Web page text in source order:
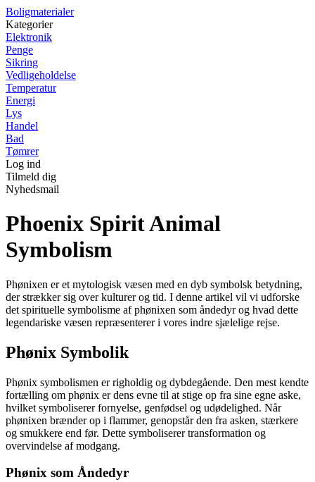
Boligmaterialer
Kategorier
Elektronik
Penge
Sikring
Vedligeholdelse
Temperatur
Energi
Lys
Handel
Bad
Tømrer
Log ind
Tilmeld dig
Nyhedsmail
Phoenix Spirit Animal
Symbolism
Phønixen er et mytologisk væsen med en dyb symbolsk betydning,
der strækker sig over kulturer og tid. I denne artikel vil vi udforske
det spirituelle symbolisme af phønixen som åndedyr og hvad dette
legendariske væsen repræsenterer i vores indre sjælelige rejse.
Phønix Symbolik
Phønix symbolismen er righoldig og dybdegående. Den mest kendte
fortælling om phønix er dens evne til at stige op fra sine egne aske,
hvilket symboliserer fornyelse, genfødsel og udødelighed. Når
phønixen brænder op i flammer, genopstår den fra asken, stærkere
og smukkere end før. Dette symboliserer transformation og
overvindelse af modgang.
Phønix som Åndedyr